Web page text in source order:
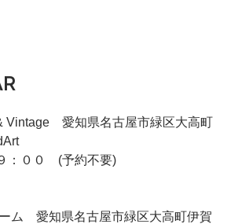
愛知県名古屋市緑区大高町
：００ (予約不要)
ム 愛知県名古屋市緑区大高町伊賀